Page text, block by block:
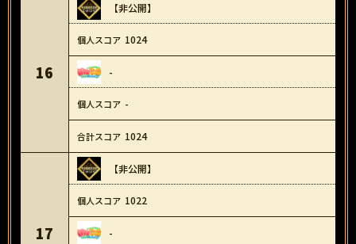
16
【非公開】
1024
-
-
1024
17
【非公開】
1022
-